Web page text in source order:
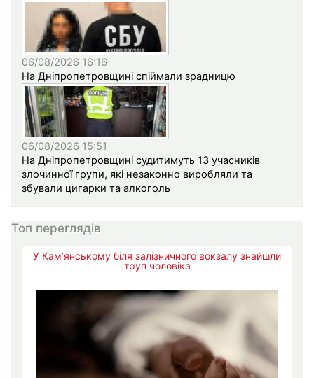
06/08/2026 16:16
На Дніпропетровщині спіймали зрадницю
06/08/2026 15:51
На Дніпропетровщині судитимуть 13 учасників
злочинної групи, які незаконно виробляли та
збували цигарки та алкоголь
Топ переглядів
У Кам’янському біля залізничного вокзалу знайшли
труп чоловіка